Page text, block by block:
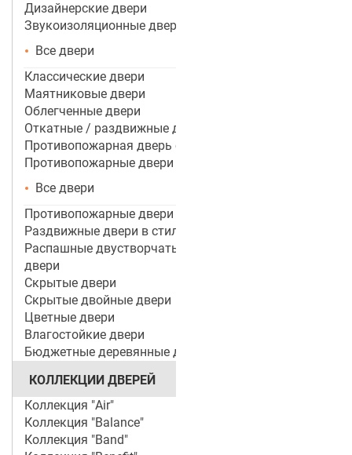
Дизайнерские двери
Звукоизоляционные двери
Все двери
Классические двери
Маятниковые двери
Облегченные двери
Откатные / раздвижные двери
Противопожарная дверь со стеклом
Противопожарные двери
Все двери
Противопожарные двери ei 60
Раздвижные двери в стиле лофт
Распашные двустворчатые межкомнатные
двери
Скрытые двери
Скрытые двойные двери
Цветные двери
Влагостойкие двери
Бюджетные деревянные двери
КОЛЛЕКЦИИ ДВЕРЕЙ
Коллекция "Air"
Коллекция "Balance"
Коллекция "Band"